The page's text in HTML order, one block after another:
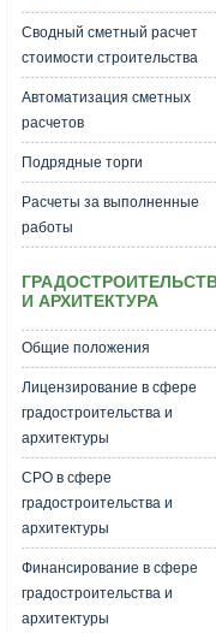
Сводный сметный расчет
стоимости строительства
Автоматизация сметных
расчетов
Подрядные торги
Расчеты за выполненные
работы
И АРХИТЕКТУРА
Общие положения
Лицензирование в сфере
градостроительства и
архитектуры
СРО в сфере
градостроительства и
архитектуры
Финансирование в сфере
градостроительства и
архитектуры